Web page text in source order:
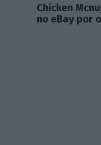
Chicken
no eBay por